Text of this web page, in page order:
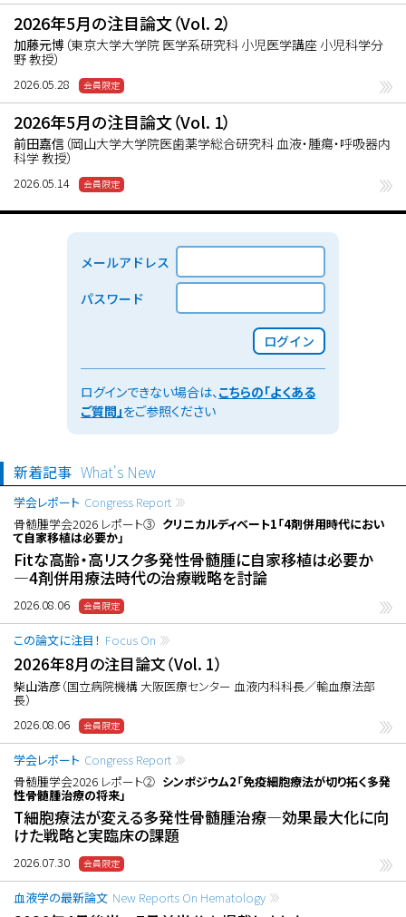
2026年5月の注目論文（Vol. 2）
加藤元博 （東京大学大学院 医学系研究科 小児医学講座 小児科学分
野 教授）
2026.05.28
2026年5月の注目論文（Vol. 1）
前田嘉信 （岡山大学大学院医歯薬学総合研究科 血液・腫瘍・呼吸器内
科学 教授）
2026.05.14
メールアドレス
パスワード
ログイン
ログインできない場合は、こちらの「よくある
ご質問」をご参照ください
新着記事 What's New
学会レポート Congress Report
骨髄腫学会2026 レポート③ クリニカルディベート1「4剤併用時代におい
て自家移植は必要か」
Fitな高齢・高リスク多発性骨髄腫に自家移植は必要か
―4剤併用療法時代の治療戦略を討論
2026.08.06
この論文に注目！ Focus On
2026年8月の注目論文（Vol. 1）
柴山浩彦（国立病院機構 大阪医療センター 血液内科科長／輸血療法部
長）
2026.08.06
学会レポート Congress Report
骨髄腫学会2026 レポート② シンポジウム2「免疫細胞療法が切り拓く多発
性骨髄腫治療の将来」
T細胞療法が変える多発性骨髄腫治療―効果最大化に向
けた戦略と実臨床の課題
2026.07.30
血液学の最新論文 New Reports On Hematology